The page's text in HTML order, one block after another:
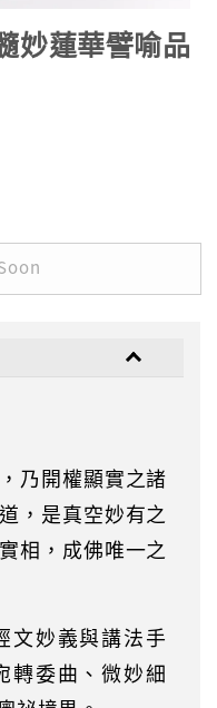
妙蓮華譬喻品
乃開權顯實之諸
，是真空妙有之
相，成佛唯一之
文妙義與講法手
轉委曲、微妙細